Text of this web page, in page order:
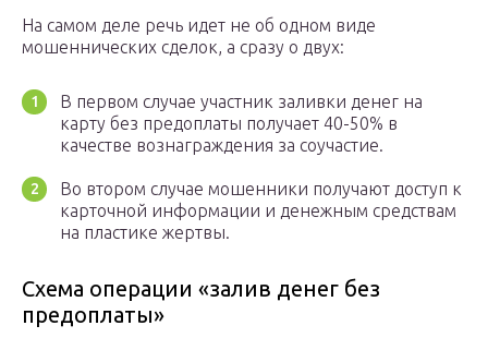
На самом деле речь идет не об одном виде
мошеннических сделок, а сразу о двух:
В первом случае участник заливки денег на
карту без предоплаты получает 40-50% в
качестве вознаграждения за соучастие.
Во втором случае мошенники получают доступ к
карточной информации и денежным средствам
на пластике жертвы.
Схема операции «залив денег без
предоплаты»